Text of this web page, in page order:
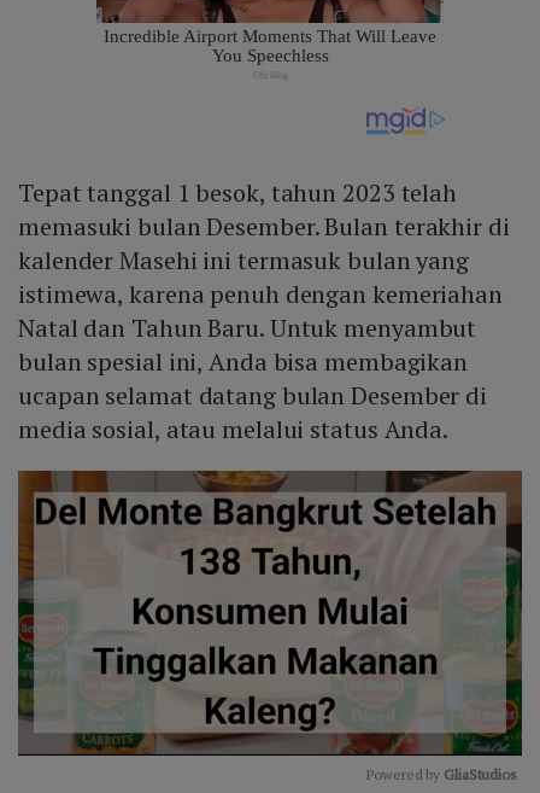
Tepat tanggal 1 besok, tahun 2023 telah
memasuki bulan Desember. Bulan terakhir di
kalender Masehi ini termasuk bulan yang
istimewa, karena penuh dengan kemeriahan
Natal dan Tahun Baru. Untuk menyambut
bulan spesial ini, Anda bisa membagikan
ucapan selamat datang bulan Desember di
media sosial, atau melalui status Anda.
Powered by GliaStudios